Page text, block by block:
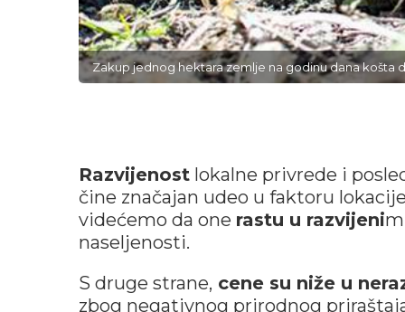
Zakup jednog hektara zemlje na godinu dana košta
Razvijenost lokalne privrede i
čine značajan udeo u faktoru
videćemo da one rastu u razvijeni
naseljenosti.
S druge strane, cene su niže u
zbog negativnog prirodnog